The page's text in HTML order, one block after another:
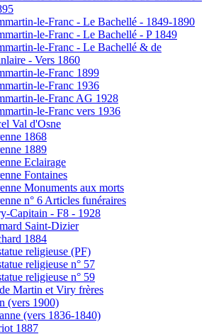
le-Franc - Le Bachellé - 1849-1890
le-Franc - Le Bachellé - P 1849
le-Franc - Le Bachellé & de
- Vers 1860
le-Franc 1899
le-Franc 1936
le-Franc AG 1928
le-Franc vers 1936
Val d'Osne
1868
1889
Eclairage
Fontaines
Monuments aux morts
n° 6 Articles funéraires
Capitain - F8 - 1928
Saint-Dizier
1884
religieuse (PF)
religieuse n° 57
religieuse n° 59
Martin et Viry frères
(vers 1900)
(vers 1836-1840)
1887